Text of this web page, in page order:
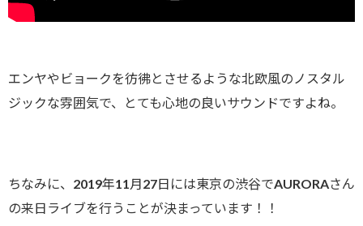
エンヤやビョークを彷彿とさせるような北欧風のノスタル
ジックな雰囲気で、とても心地の良いサウンドですよね。
ちなみに、2019年11月27日には東京の渋谷でAURORAさん
の来日ライブを行うことが決まっています！！